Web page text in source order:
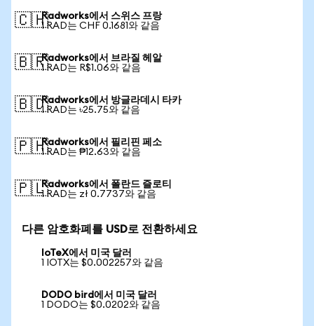
🇨🇭Radworks에서 스위스 프랑
1 RAD는 CHF 0.1681와 같음
🇧🇷Radworks에서 브라질 헤알
1 RAD는 R$1.06와 같음
🇧🇩Radworks에서 방글라데시 타카
1 RAD는 ৳25.75와 같음
🇵🇭Radworks에서 필리핀 페소
1 RAD는 ₱12.63와 같음
🇵🇱Radworks에서 폴란드 즐로티
1 RAD는 zł 0.7737와 같음
다른 암호화폐를 USD로 전환하세요
IoTeX에서 미국 달러
1 IOTX는 $0.002257와 같음
DODO bird에서 미국 달러
1 DODO는 $0.0202와 같음